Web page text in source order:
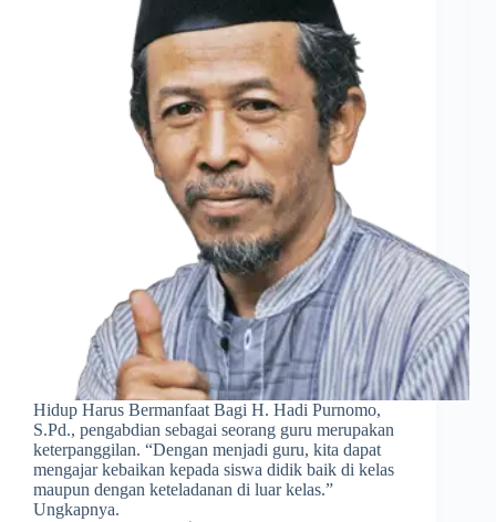
Hidup Harus Bermanfaat Bagi H. Hadi Purnomo,
S.Pd., pengabdian sebagai seorang guru merupakan
keterpanggilan. “Dengan menjadi guru, kita dapat
mengajar kebaikan kepada siswa didik baik di kelas
maupun dengan keteladanan di luar kelas.”
Ungkapnya.